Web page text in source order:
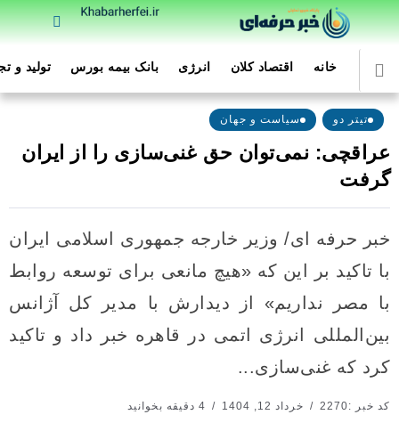
خانه اقتصاد کلان انرژی بانک بیمه بورس تولید و
تیتر دو سیاست و جهان
عراقچی: نمی‌توان حق غنی‌سازی را از ایران
گرفت
خبر حرفه ای/ وزیر خارجه جمهوری اسلامی ایران
با تاکید بر این که «هیچ مانعی برای توسعه روابط
با مصر نداریم» از دیدارش با مدیر کل آژانس
بین‌المللی انرژی اتمی در قاهره خبر داد و تاکید
کرد که غنی‌سازی...
کد خبر :2270 خرداد 12, 1404